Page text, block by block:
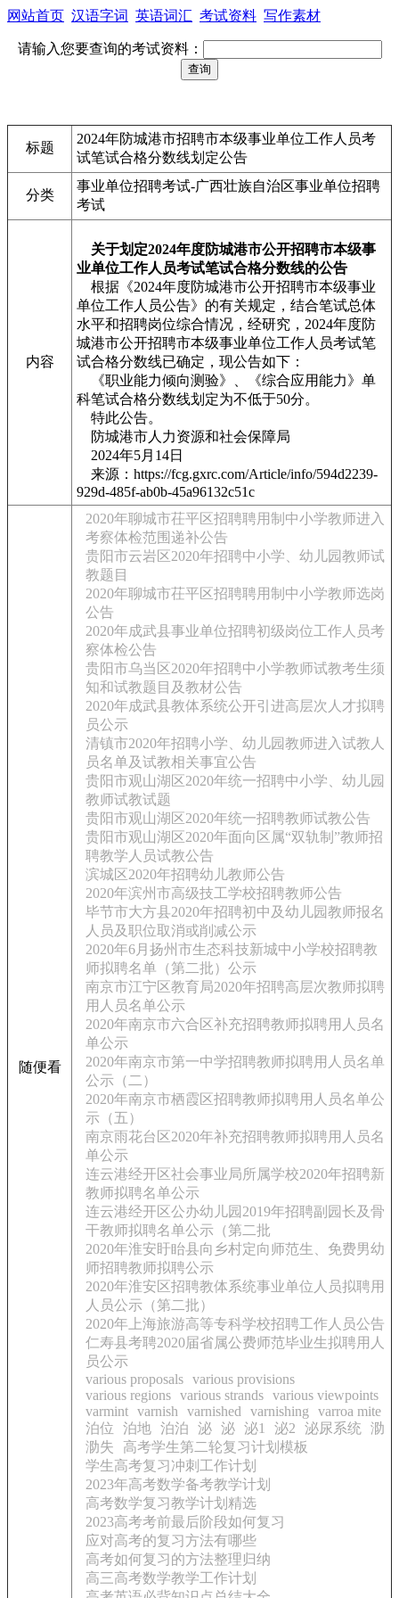
网站首页 汉语字词 英语词汇 考试资料 写作素材
请输入您要查询的考试资料：
标题
2024年防城港市招聘市本级事业单位工作人员考
试笔试合格分数线划定公告
分类
事业单位招聘考试-广西壮族自治区事业单位招聘
考试
内容
关于划定2024年度防城港市公开招聘市本级事
业单位工作人员考试笔试合格分数线的公告
根据《2024年度防城港市公开招聘市本级事业
单位工作人员公告》的有关规定，结合笔试总体
水平和招聘岗位综合情况，经研究，2024年度防
城港市公开招聘市本级事业单位工作人员考试笔
试合格分数线已确定，现公告如下：
《职业能力倾向测验》、《综合应用能力》单
科笔试合格分数线划定为不低于50分。
特此公告。
防城港市人力资源和社会保障局
2024年5月14日
来源：https://fcg.gxrc.com/Article/info/594d2239-
929d-485f-ab0b-45a96132c51c
随便看
2020年聊城市茌平区招聘聘用制中小学教师进入
考察体检范围递补公告
贵阳市云岩区2020年招聘中小学、幼儿园教师试
教题目
2020年聊城市茌平区招聘聘用制中小学教师选岗
公告
2020年成武县事业单位招聘初级岗位工作人员考
察体检公告
贵阳市乌当区2020年招聘中小学教师试教考生须
知和试教题目及教材公告
2020年成武县教体系统公开引进高层次人才拟聘
员公示
清镇市2020年招聘小学、幼儿园教师进入试教人
员名单及试教相关事宜公告
贵阳市观山湖区2020年统一招聘中小学、幼儿园
教师试教试题
贵阳市观山湖区2020年统一招聘教师试教公告
贵阳市观山湖区2020年面向区属“双轨制”教师招
聘教学人员试教公告
滨城区2020年招聘幼儿教师公告
2020年滨州市高级技工学校招聘教师公告
毕节市大方县2020年招聘初中及幼儿园教师报名
人员及职位取消或削减公示
2020年6月扬州市生态科技新城中小学校招聘教
师拟聘名单（第二批）公示
南京市江宁区教育局2020年招聘高层次教师拟聘
用人员名单公示
2020年南京市六合区补充招聘教师拟聘用人员名
单公示
2020年南京市第一中学招聘教师拟聘用人员名单
公示（二）
2020年南京市栖霞区招聘教师拟聘用人员名单公
示（五）
南京雨花台区2020年补充招聘教师拟聘用人员名
单公示
连云港经开区社会事业局所属学校2020年招聘新
教师拟聘名单公示
连云港经开区公办幼儿园2019年招聘副园长及骨
干教师拟聘名单公示（第二批
2020年淮安盱眙县向乡村定向师范生、免费男幼
师招聘教师拟聘公示
2020年淮安区招聘教体系统事业单位人员拟聘用
人员公示（第二批）
2020年上海旅游高等专科学校招聘工作人员公告
仁寿县考聘2020届省属公费师范毕业生拟聘用人
员公示
various proposals various provisions
various regions various strands various viewpoints
varmint varnish varnished varnishing
varroa mite
泊位
泊地 泊泊 泌 泌 泌1 泌2 泌尿系统
泐
泐失
高考学生第二轮复习计划模板
学生高考复习冲刺工作计划
2023年高考数学备考教学计划
高考数学复习教学计划精选
2023高考考前最后阶段如何复习
应对高考的复习方法有哪些
高考如何复习的方法整理归纳
高三高考数学教学工作计划